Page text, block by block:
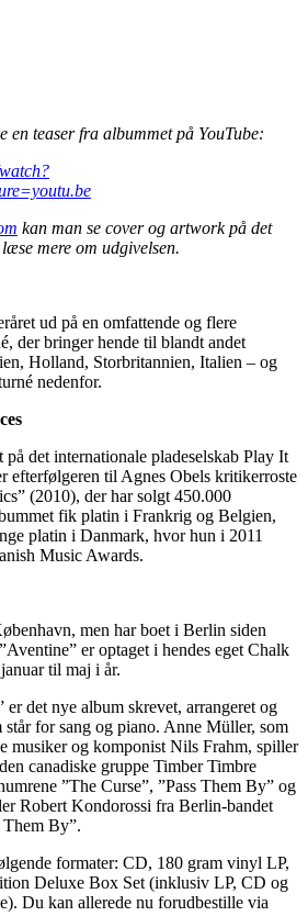
en teaser fra albummet på YouTube:
kan man se cover og artwork på det
mere om udgivelsen.
ud på en omfattende og flere
der bringer hende til blandt andet
Holland, Storbritannien, Italien – og
nedenfor.
det internationale pladeselskab Play It
efterfølgeren til Agnes Obels kritikerroste
(2010), der har solgt 450.000
fik platin i Frankrig og Belgien,
platin i Danmark, hvor hun i 2011
Music Awards.
men har boet i Berlin siden
er optaget i hendes eget Chalk
til maj i år.
det nye album skrevet, arrangeret og
står for sang og piano. Anne Müller, som
musiker og komponist Nils Frahm, spiller
canadiske gruppe Timber Timbre
”The Curse”, ”Pass Them By” og
Robert Kondorossi fra Berlin-bandet
Them By”.
formater: CD, 180 gram vinyl LP,
Deluxe Box Set (inklusiv LP, CD og
Du kan allerede nu forudbestille via